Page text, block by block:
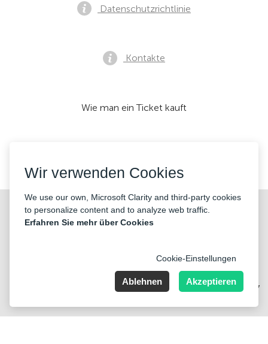
©2026 «KONTRAMARKA OÜ» Alle Rechte vorbehalten
Datenschutzrichtlinie
Kontakte
Wie man ein Ticket kauft
Harju maakond, Tallinn, Kesklinna linnaosa, Pärnu mnt 139b, 11317
Wir verwenden Cookies
We use our own, Microsoft Clarity and third-party cookies
to personalize content and to analyze web traffic.
Erfahren Sie mehr über Cookies
Cookie-Einstellungen
Ablehnen Akzeptieren